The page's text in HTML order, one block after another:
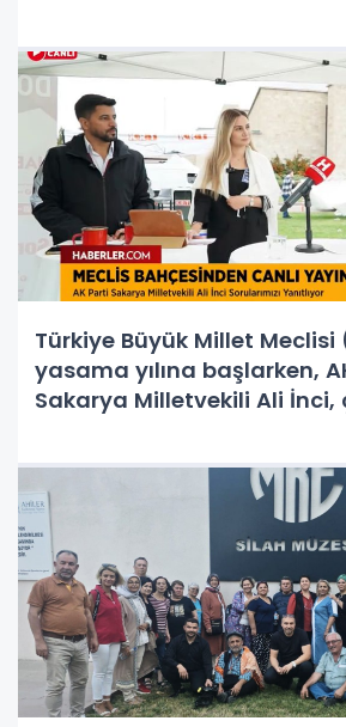
Türkiye Büyük Millet Meclisi
yasama yılına başlarken,
Sakarya Milletvekili Ali İnci,